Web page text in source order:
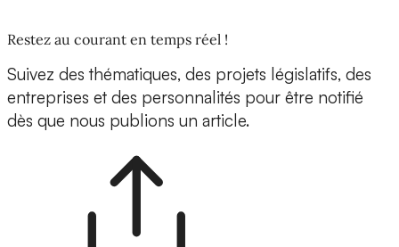
Restez au courant en temps réel !
Suivez des thématiques, des projets législatifs, des
entreprises et des personnalités pour être notifié
dès que nous publions un article.